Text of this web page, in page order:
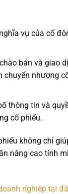
vụ của cổ
bán và giao
chuyển nhượng
thông tin và
cổ phiếu.
không chỉ
nâng cao tính
nghiệp tại